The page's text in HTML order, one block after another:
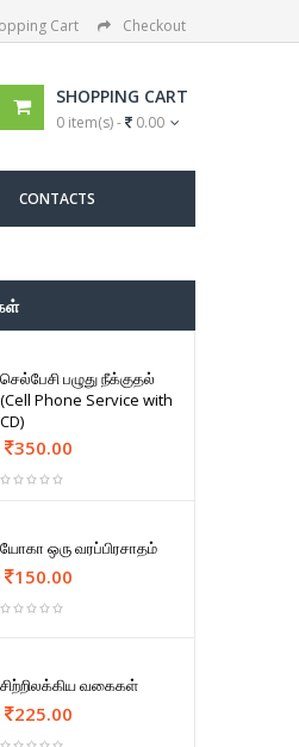
Cart Checkout
SHOPPING CART
0 item(s) - 0.00
CONTACTS
செல்பேசி பழுது நீக்குதல்
(Cell Phone Service with
CD)
350.00
யோகா ஒரு வரப்பிரசாதம்
150.00
சிற்றிலக்கிய வகைகள்
225.00